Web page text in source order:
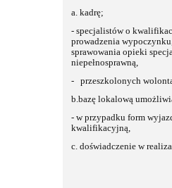
a. kadrę;
- specjalistów o
prowadzenia
sprawowania opieki
niepełnosprawną,
- przeszkolonych
b.bazę lokalową
- w przypadku form
kwalifikacyjną,
c. doświadczenie w